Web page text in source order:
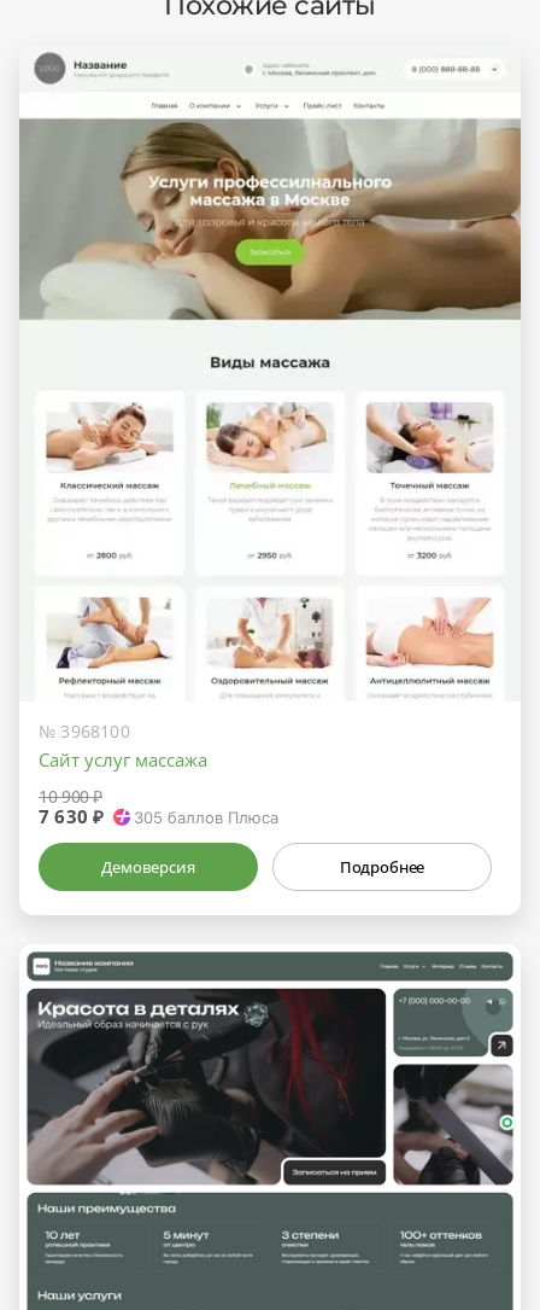
№ 3968100
Сайт услуг массажа
10 900 ₽
7 630 ₽ 305 баллов Плюса
Демоверсия Подробнее